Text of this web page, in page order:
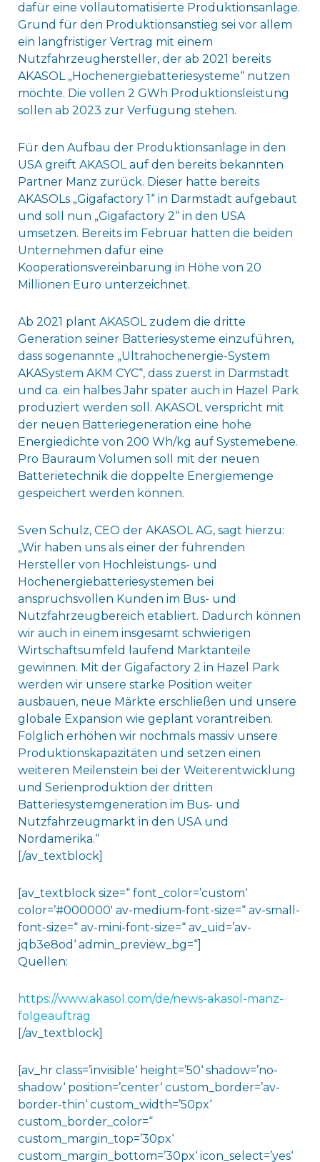
dafür eine vollautomatisierte Produktionsanlage.
Grund für den Produktionsanstieg sei vor allem
ein langfristiger Vertrag mit einem
Nutzfahrzeughersteller, der ab 2021 bereits
AKASOL „Hochenergiebatteriesysteme“ nutzen
möchte. Die vollen 2 GWh Produktionsleistung
sollen ab 2023 zur Verfügung stehen.
Für den Aufbau der Produktionsanlage in den
USA greift AKASOL auf den bereits bekannten
Partner Manz zurück. Dieser hatte bereits
AKASOLs „Gigafactory 1“ in Darmstadt aufgebaut
und soll nun „Gigafactory 2“ in den USA
umsetzen. Bereits im Februar hatten die beiden
Unternehmen dafür eine
Kooperationsvereinbarung in Höhe von 20
Millionen Euro unterzeichnet.
Ab 2021 plant AKASOL zudem die dritte
Generation seiner Batteriesysteme einzuführen,
dass sogenannte „Ultrahochenergie-System
AKASystem AKM CYC“, dass zuerst in Darmstadt
und ca. ein halbes Jahr später auch in Hazel Park
produziert werden soll. AKASOL verspricht mit
der neuen Batteriegeneration eine hohe
Energiedichte von 200 Wh/kg auf Systemebene.
Pro Bauraum Volumen soll mit der neuen
Batterietechnik die doppelte Energiemenge
gespeichert werden können.
Sven Schulz, CEO der AKASOL AG, sagt hierzu:
„Wir haben uns als einer der führenden
Hersteller von Hochleistungs- und
Hochenergiebatteriesystemen bei
anspruchsvollen Kunden im Bus- und
Nutzfahrzeugbereich etabliert. Dadurch können
wir auch in einem insgesamt schwierigen
Wirtschaftsumfeld laufend Marktanteile
gewinnen. Mit der Gigafactory 2 in Hazel Park
werden wir unsere starke Position weiter
ausbauen, neue Märkte erschließen und unsere
globale Expansion wie geplant vorantreiben.
Folglich erhöhen wir nochmals massiv unsere
Produktionskapazitäten und setzen einen
weiteren Meilenstein bei der Weiterentwicklung
und Serienproduktion der dritten
Batteriesystemgeneration im Bus- und
Nutzfahrzeugmarkt in den USA und
Nordamerika.“
[/av_textblock]
[av_textblock size=“ font_color=’custom‘
color=’#000000′ av-medium-font-size=“ av-small-
font-size=“ av-mini-font-size=“ av_uid=’av-
jqb3e8od‘ admin_preview_bg=“]
Quellen:
https://www.akasol.com/de/news-akasol-manz-
folgeauftrag
[/av_textblock]
[av_hr class=’invisible‘ height=’50‘ shadow=’no-
shadow‘ position=’center‘ custom_border=’av-
border-thin‘ custom_width=’50px‘
custom_border_color=“
custom_margin_top=’30px‘
custom_margin_bottom=’30px‘ icon_select=’yes‘